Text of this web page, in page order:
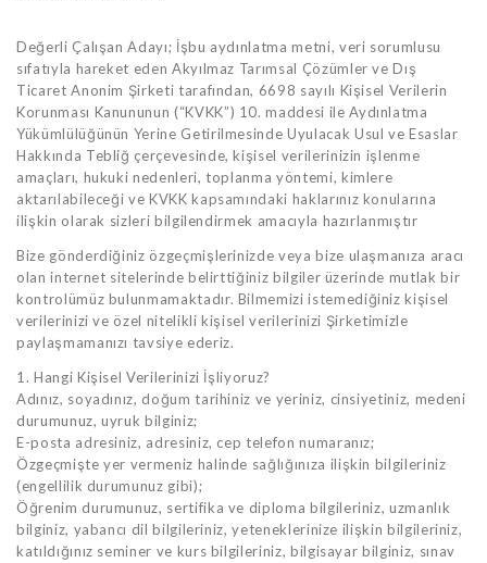
Değerli Çalışan Adayı; İşbu aydınlatma metni, veri sorumlusu
sıfatıyla hareket eden Akyılmaz Tarımsal Çözümler ve Dış
Ticaret Anonim Şirketi tarafından, 6698 sayılı Kişisel Verilerin
Korunması Kanununun (“KVKK”) 10. maddesi ile Aydınlatma
Yükümlülüğünün Yerine Getirilmesinde Uyulacak Usul ve Esaslar
Hakkında Tebliğ çerçevesinde, kişisel verilerinizin işlenme
amaçları, hukuki nedenleri, toplanma yöntemi, kimlere
aktarılabileceği ve KVKK kapsamındaki haklarınız konularına
ilişkin olarak sizleri bilgilendirmek amacıyla hazırlanmıştır
Bize gönderdiğiniz özgeçmişlerinizde veya bize ulaşmanıza aracı
olan internet sitelerinde belirttiğiniz bilgiler üzerinde mutlak bir
kontrolümüz bulunmamaktadır. Bilmemizi istemediğiniz kişisel
verilerinizi ve özel nitelikli kişisel verilerinizi Şirketimizle
paylaşmamanızı tavsiye ederiz.
1. Hangi Kişisel Verilerinizi İşliyoruz?
Adınız, soyadınız, doğum tarihiniz ve yeriniz, cinsiyetiniz, medeni
durumunuz, uyruk bilginiz;
E-posta adresiniz, adresiniz, cep telefon numaranız;
Özgeçmişte yer vermeniz halinde sağlığınıza ilişkin bilgileriniz
(engellilik durumunuz gibi);
Öğrenim durumunuz, sertifika ve diploma bilgileriniz, uzmanlık
bilginiz, yabancı dil bilgileriniz, yeteneklerinize ilişkin bilgileriniz,
katıldığınız seminer ve kurs bilgileriniz, bilgisayar bilginiz, sınav